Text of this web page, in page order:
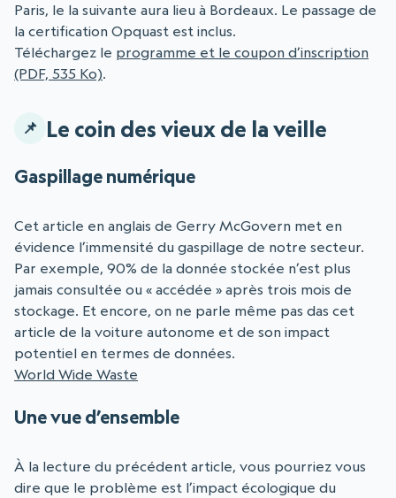
Paris, le la suivante aura lieu à Bordeaux. Le passage de
la certification Opquast est inclus.
Téléchargez le programme et le coupon d’inscription
(PDF, 535 Ko).
Le coin des vieux de la veille
Gaspillage numérique
Cet article en anglais de Gerry McGovern met en
évidence l’immensité du gaspillage de notre secteur.
Par exemple, 90% de la donnée stockée n’est plus
jamais consultée ou « accédée » après trois mois de
stockage. Et encore, on ne parle même pas das cet
article de la voiture autonome et de son impact
potentiel en termes de données.
World Wide Waste
Une vue d’ensemble
À la lecture du précédent article, vous pourriez vous
dire que le problème est l’impact écologique du